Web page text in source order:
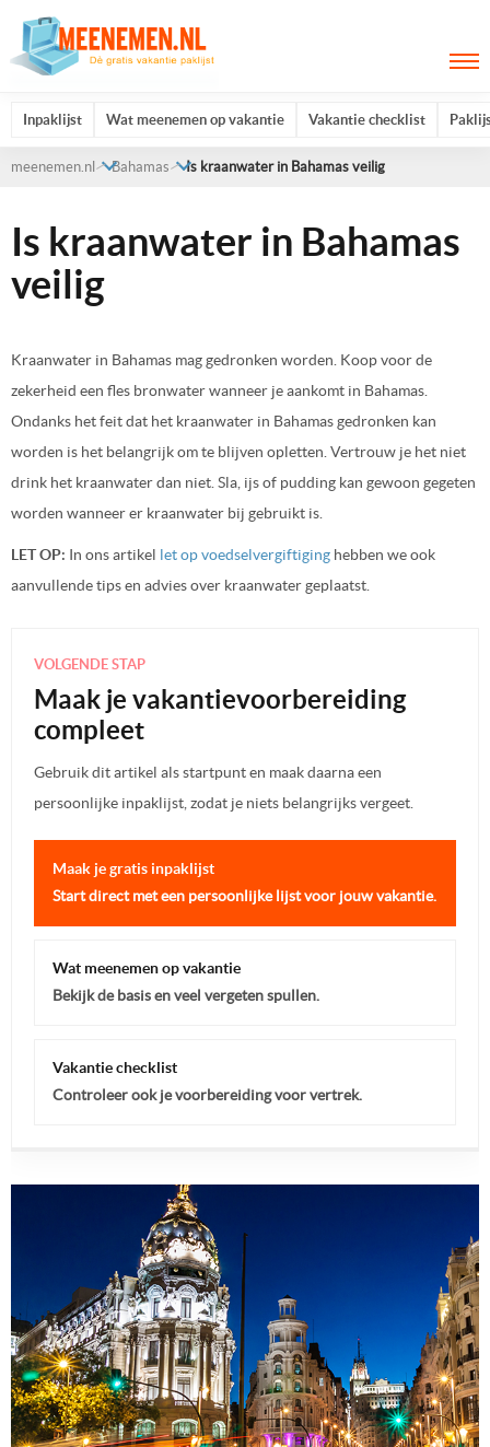
Inpaklijst Wat meenemen op vakantie Vakantie checklist
meenemen.nl Bahamas Is kraanwater in Bahamas veilig
Is kraanwater in Bahamas
veilig
Kraanwater in Bahamas mag gedronken worden. Koop voor de
zekerheid een fles bronwater wanneer je aankomt in Bahamas.
Ondanks het feit dat het kraanwater in Bahamas gedronken kan
worden is het belangrijk om te blijven opletten. Vertrouw je het niet
drink het kraanwater dan niet. Sla, ijs of pudding kan gewoon gegeten
worden wanneer er kraanwater bij gebruikt is.
LET OP: In ons artikel let op voedselvergiftiging hebben we ook
aanvullende tips en advies over kraanwater geplaatst.
VOLGENDE STAP
Maak je vakantievoorbereiding
compleet
Gebruik dit artikel als startpunt en maak daarna een
persoonlijke inpaklijst, zodat je niets belangrijks vergeet.
Maak je gratis inpaklijst
Start direct met een persoonlijke lijst voor jouw vakantie.
Wat meenemen op vakantie
Bekijk de basis en veel vergeten spullen.
Vakantie checklist
Controleer ook je voorbereiding voor vertrek.